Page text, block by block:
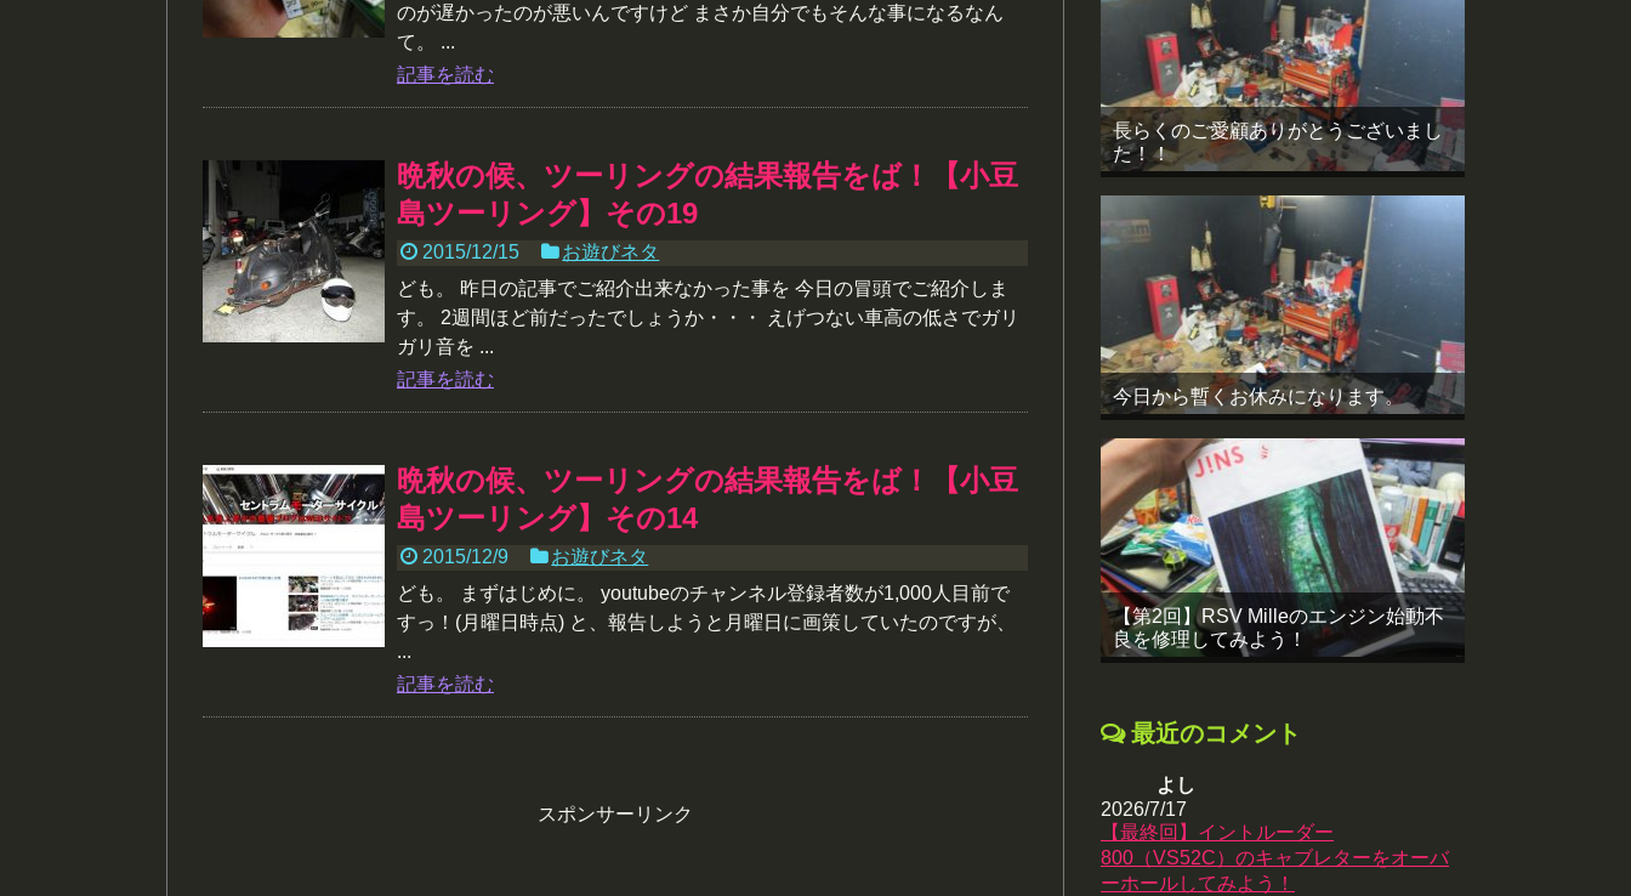
のが遅かったのが悪いんですけど まさか自分でもそんな事になるなん
て。 ...
記事を読む
晩秋の候、ツーリングの結果報告をば！【小豆
島ツーリング】その19
2015/12/15
お遊びネタ
ども。 昨日の記事でご紹介出来なかった事を 今日の冒頭でご紹介しま
す。 2週間ほど前だったでしょうか・・・ えげつない車高の低さでガリ
ガリ音を ...
記事を読む
晩秋の候、ツーリングの結果報告をば！【小豆
島ツーリング】その14
2015/12/9
お遊びネタ
ども。 まずはじめに。 youtubeのチャンネル登録者数が1,000人目前で
すっ！(月曜日時点) と、報告しようと月曜日に画策していたのですが、
...
記事を読む
スポンサーリンク
長らくのご愛顧ありがとうございまし
た！！
今日から暫くお休みになります。
【第2回】RSV Milleのエンジン始動不
良を修理してみよう！
最近のコメント
よし
2026/7/17
【最終回】イントルーダー
800（VS52C）のキャブレターをオーバ
ーホールしてみよう！